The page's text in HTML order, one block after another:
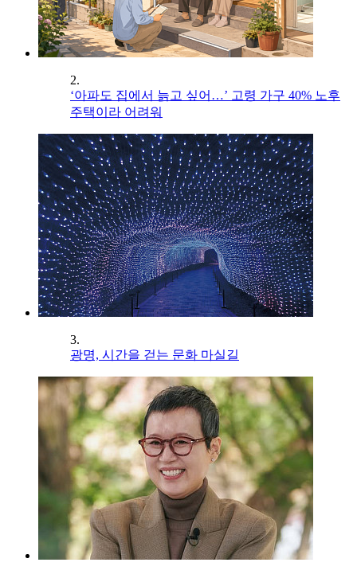
2.
‘아파도 집에서 늙고 싶어…’ 고령 가구 40% 노후
주택이라 어려워
3.
광명, 시간을 걷는 문화 마실길